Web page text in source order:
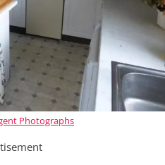
Photographs